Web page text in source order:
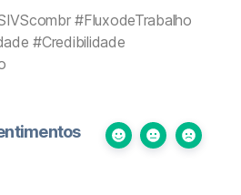
#FluxodeTrabalho
#Credibilidade